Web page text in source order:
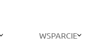
WSPARCIE